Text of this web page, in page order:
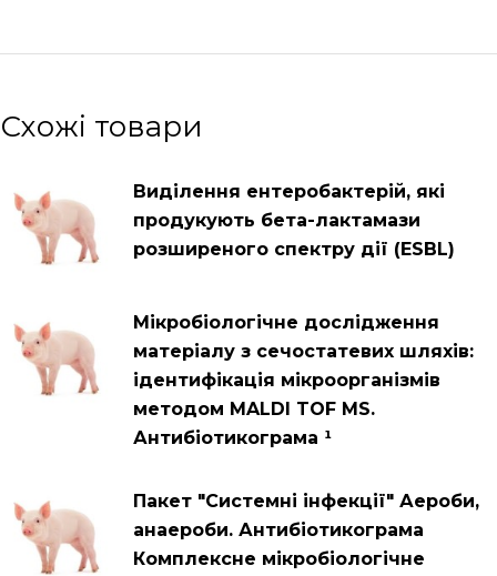
Схожі товари
Виділення ентеробактерій, які
продукують бета-лактамази
розширеного спектру дії (ESBL)
Мікробіологічне дослідження
матеріалу з сечостатевих шляхів:
ідентифікація мікроорганізмів
методом MALDI TOF MS.
Антибіотикограма ¹
Пакет "Системні інфекції" Аероби,
анаероби. Антибіотикограма
Комплексне мікробіологічне